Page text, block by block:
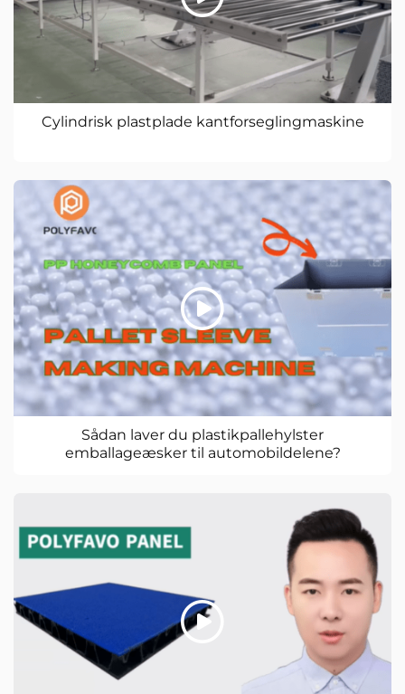
Cylindrisk plastplade kantforseglingmaskine
Sådan laver du plastikpallehylster
emballageæsker til automobildelene?